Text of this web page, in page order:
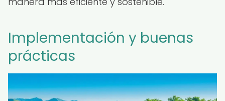
Implementación y buenas
prácticas